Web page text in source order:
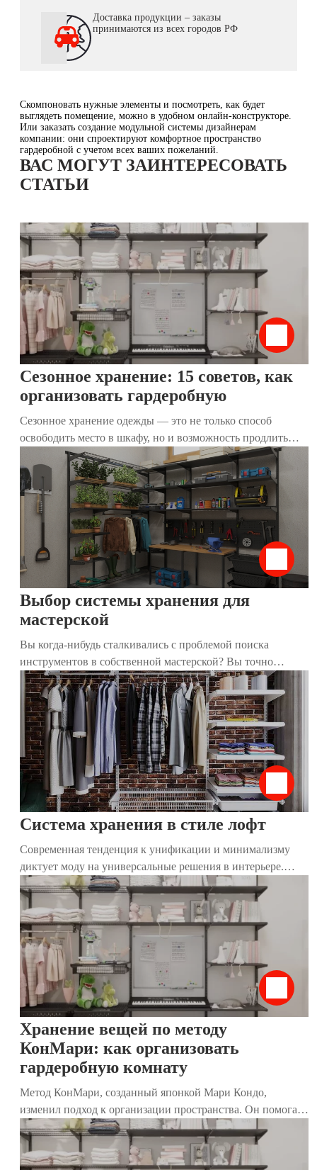
Доставка продукции – заказы
принимаются из всех городов РФ
Скомпоновать нужные элементы и посмотреть, как будет
выглядеть помещение, можно в удобном онлайн-конструкторе.
Или заказать создание модульной системы дизайнерам
компании: они спроектируют комфортное пространство
гардеробной с учетом всех ваших пожеланий.
ВАС МОГУТ ЗАИНТЕРЕСОВАТЬ
СТАТЬИ
Сезонное хранение: 15 советов, как
организовать гардеробную
Сезонное хранение одежды — это не только способ
освободить место в шкафу, но и возможность продлить
жизнь любимым вещам. Правильная организация
гардеробной помогает легко находить нужные предметы,
поддерживать порядок и экономить время. В этой статье
мы собрали 15 практичных советов, которые помогут вам
эффективно подготовить и организовать сезонное
хранение, независимо от размера вашего дома.
Выбор системы хранения для
мастерской
Вы когда-нибудь сталкивались с проблемой поиска
инструментов в собственной мастерской? Вы точно
знаете, что они есть, но найти их практически нереально?
Мы расскажем, как организовать пространство, чтобы все
лежало на своих местах и было под рукой.
Система хранения в стиле лофт
Современная тенденция к унификации и минимализму
диктует моду на универсальные решения в интерьере.
Традиционные привычные шкафы постепенно утрачивают
актуальность, и на их место приходят более комфортные и
стильные системы хранения. Такие конструкции удобны
для размещения даже в небольшом пространстве. Они
решают сразу несколько важных задач: экономят место,
устраняют надоевший беспорядок, а также задают тон и
преображают дизайн помещения. Стильный и
современный вариант – система хранения в стиле лофт.
Хранение вещей по методу
КонМари: как организовать
гардеробную комнату
Метод КонМари, созданный японкой Мари Кондо,
изменил подход к организации пространства. Он помогает
не только избавиться от лишних вещей, но и создать дом,
где каждый предмет приносит радость. Особенно
эффективен этот метод для гардеробных комнат, где